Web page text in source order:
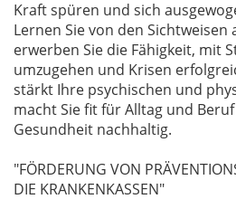
Kraft spüren und sich
Lernen Sie von den
erwerben Sie die Fähigkeit, mit
umzugehen und Krisen
stärkt Ihre psychischen und
macht Sie fit für Alltag und
Gesundheit nachhaltig.
"FÖRDERUNG VON
DIE KRANKENKASSEN"